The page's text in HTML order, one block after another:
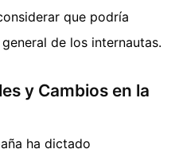
que podría
de los internautas.
y Cambios en la
ha dictado